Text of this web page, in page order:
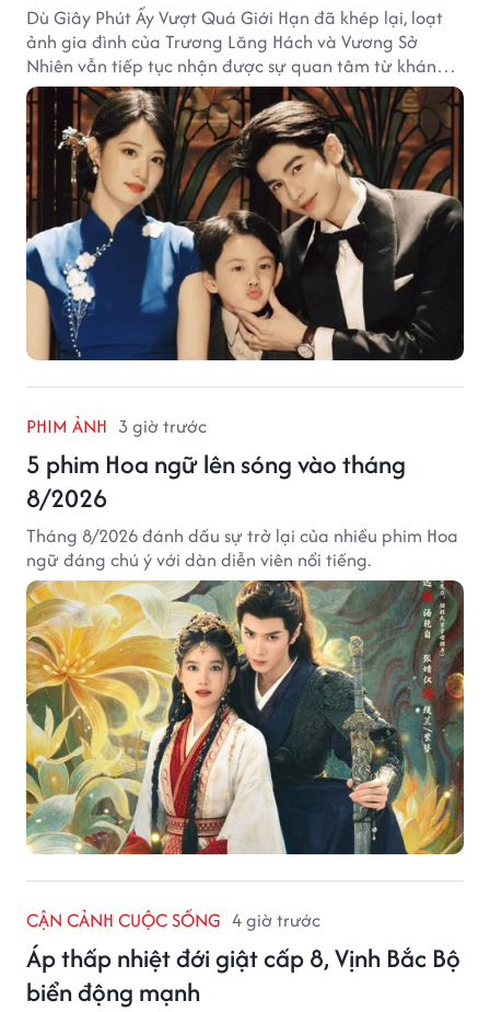
Dù Giây Phút Ấy Vượt Quá Giới Hạn đã khép lại, loạt
ảnh gia đình của Trương Lăng Hách và Vương Sở
Nhiên vẫn tiếp tục nhận được sự quan tâm từ khán
giả.
PHIM ẢNH 3 giờ trước
5 phim Hoa ngữ lên sóng vào tháng
8/2026
Tháng 8/2026 đánh dấu sự trở lại của nhiều phim Hoa
ngữ đáng chú ý với dàn diễn viên nổi tiếng.
CẬN CẢNH CUỘC SỐNG 4 giờ trước
Áp thấp nhiệt đới giật cấp 8, Vịnh Bắc Bộ
biển động mạnh